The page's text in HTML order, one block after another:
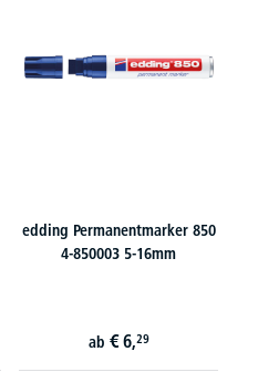
edding Permanentmarker 850
4-850003 5-16mm
ab € 6,29